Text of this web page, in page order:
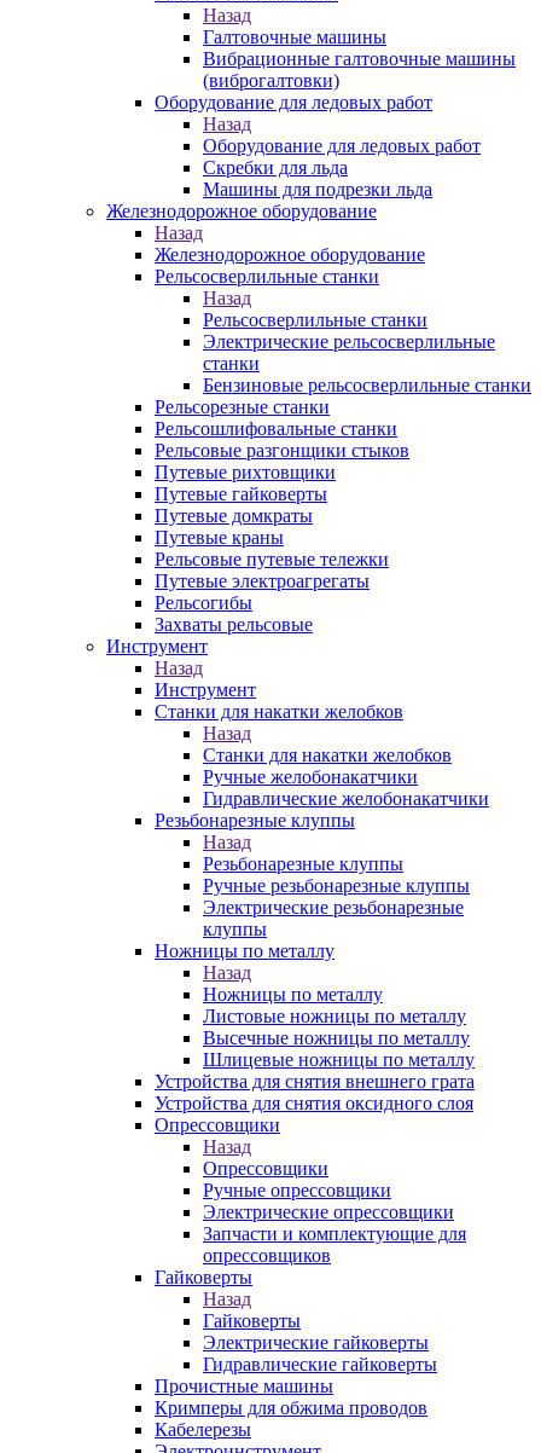
Назад
Галтовочные машины
Вибрационные галтовочные машины
(виброгалтовки)
Оборудование для ледовых работ
Назад
Оборудование для ледовых работ
Скребки для льда
Машины для подрезки льда
Железнодорожное оборудование
Назад
Железнодорожное оборудование
Рельсосверлильные станки
Назад
Рельсосверлильные станки
Электрические рельсосверлильные
станки
Бензиновые рельсосверлильные станки
Рельсорезные станки
Рельсошлифовальные станки
Рельсовые разгонщики стыков
Путевые рихтовщики
Путевые гайковерты
Путевые домкраты
Путевые краны
Рельсовые путевые тележки
Путевые электроагрегаты
Рельсогибы
Захваты рельсовые
Инструмент
Назад
Инструмент
Станки для накатки желобков
Назад
Станки для накатки желобков
Ручные желобонакатчики
Гидравлические желобонакатчики
Резьбонарезные клуппы
Назад
Резьбонарезные клуппы
Ручные резьбонарезные клуппы
Электрические резьбонарезные
клуппы
Ножницы по металлу
Назад
Ножницы по металлу
Листовые ножницы по металлу
Высечные ножницы по металлу
Шлицевые ножницы по металлу
Устройства для снятия внешнего грата
Устройства для снятия оксидного слоя
Опрессовщики
Назад
Опрессовщики
Ручные опрессовщики
Электрические опрессовщики
Запчасти и комплектующие для
опрессовщиков
Гайковерты
Назад
Гайковерты
Электрические гайковерты
Гидравлические гайковерты
Прочистные машины
Кримперы для обжима проводов
Кабелерезы